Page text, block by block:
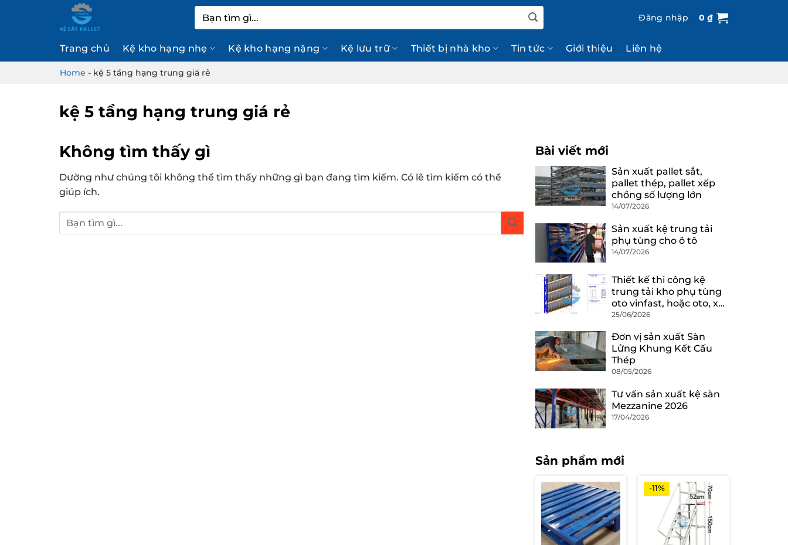
kiếm:
Đăng nhập 0₫
Trang chủ Kệ kho hạng nhẹ Kệ kho hạng nặng Kệ lưu trữ Thiết bị nhà kho Tin tức Giới thiệu Liên hệ
Home - kệ 5 tầng hạng trung giá rẻ
kệ 5 tầng hạng trung giá rẻ
Không tìm thấy gì
Dường như chúng tôi không thể tìm thấy những gì bạn đang tìm kiếm. Có lẽ tìm kiếm có thể
giúp ích.
Bài viết mới
Sản xuất pallet sắt,
pallet thép, pallet xếp
chồng số lượng lớn
14/07/2026
Sản xuất kệ trung tải
phụ tùng cho ô tô
14/07/2026
Thiết kế thi công kệ
trung tải kho phụ tùng
oto vinfast, hoặc oto, xe
máy .
25/06/2026
Đơn vị sản xuất Sàn
Lửng Khung Kết Cấu
Thép
08/05/2026
Tư vấn sản xuất kệ sàn
Mezzanine 2026
17/04/2026
Sản phẩm mới
-11%